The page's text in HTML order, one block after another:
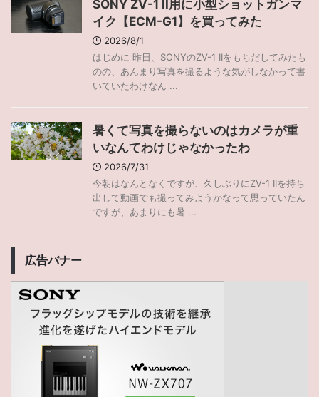
SONY ZV-1 II用に小型ショットガンマ
イク【ECM-G1】を買ってみた
2026/8/1
はじめに 昨日、SONYのZV-1 IIをもちだしてみたも
のの、あんまり写真を撮るような気がしなかって書
いていたわけなん ...
暑くて写真を撮らないのはカメラが重
いなんてわけじゃなかったわ
2026/7/31
今朝はなんとなくですが、久しぶりにZV-1 IIを持ち
出して動画でも撮ってみようかなって思っていたん
ですが、あまりにも暑 ...
広告バナー